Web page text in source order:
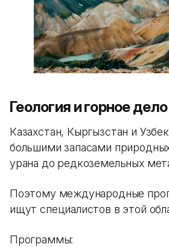
Геология и горное дело
Казахстан, Кыргызстан и
большими запасами
урана до редкоземельных
Поэтому международные
ищут специалистов в этой
Программы: